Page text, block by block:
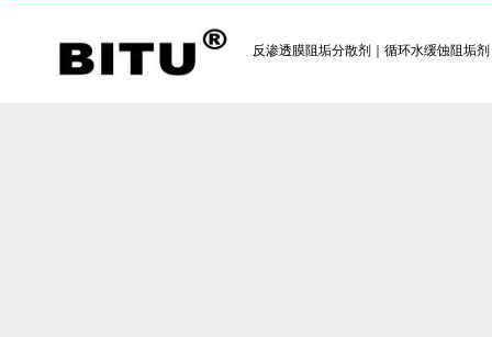
反渗透膜阻垢分散剂｜循环水缓蚀阻垢